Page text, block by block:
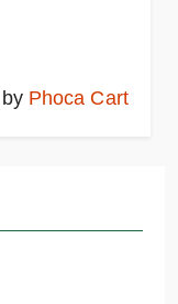
Phoca Cart